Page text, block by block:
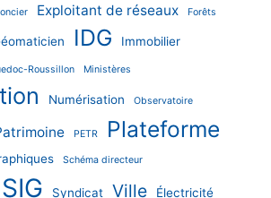
Exploitant de réseaux Forêts
IDG Immobilier
Roussillon Ministères
Numérisation Observatoire
PETR Plateforme
Schéma directeur
SIG Syndicat Ville Électricité